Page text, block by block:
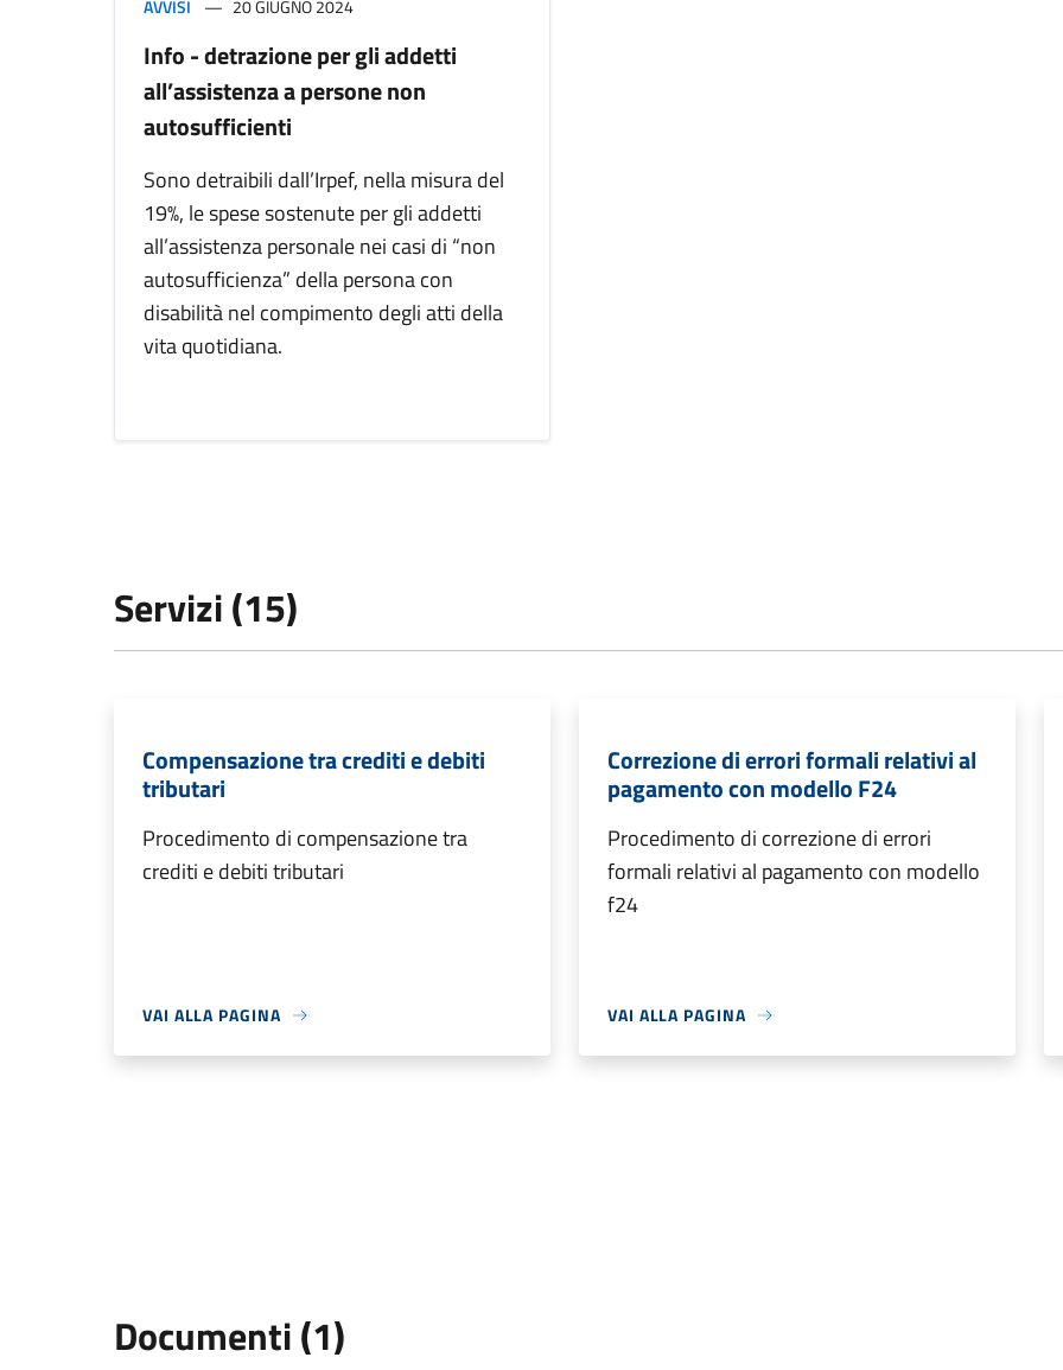
AVVISI 20 GIUGNO 2024
Info - detrazione per gli addetti
all’assistenza a persone non
autosufficienti
Sono detraibili dall’Irpef, nella misura del
19%, le spese sostenute per gli addetti
all’assistenza personale nei casi di “non
autosufficienza” della persona con
disabilità nel compimento degli atti della
vita quotidiana.
Servizi (15)
Compensazione tra crediti e debiti
tributari
Procedimento di compensazione tra
crediti e debiti tributari
VAI ALLA PAGINA
Correzione di errori formali relativi al
pagamento con modello F24
Procedimento di correzione di errori
formali relativi al pagamento con modello
f24
VAI ALLA PAGINA
Documenti (1)